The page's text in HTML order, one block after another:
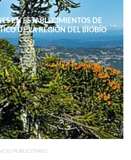
EN ESTABLECIMIENTOS DE
DE LA REGIÓN DEL BIOBÍO
15,4% INTERANUAL
PUBLICITARIO